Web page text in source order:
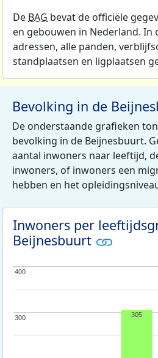
De BAG bevat de officiële
en gebouwen in Nederland. In
adressen, alle panden,
standplaatsen en ligplaatsen
Bevolking in de
De onderstaande grafieken
bevolking in de Beijnesbuurt.
aantal inwoners naar leeftijd,
inwoners, of inwoners een
hebben en het
Inwoners per
Beijnesbuurt
300
300
400
400
305